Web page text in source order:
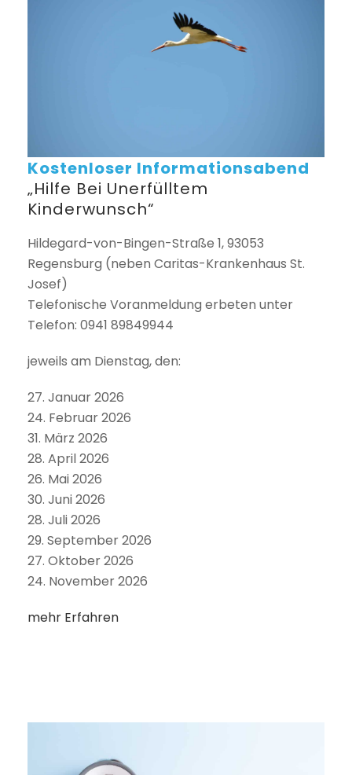
Kostenloser Informationsabend
„Hilfe Bei Unerfülltem
Kinderwunsch“
Hildegard-von-Bingen-Straße 1, 93053
Regensburg (neben Caritas-Krankenhaus St.
Josef)
Telefonische Voranmeldung erbeten unter
Telefon: 0941 89849944
jeweils am Dienstag, den:
27. Januar 2026
24. Februar 2026
31. März 2026
28. April 2026
26. Mai 2026
30. Juni 2026
28. Juli 2026
29. September 2026
27. Oktober 2026
24. November 2026
mehr Erfahren